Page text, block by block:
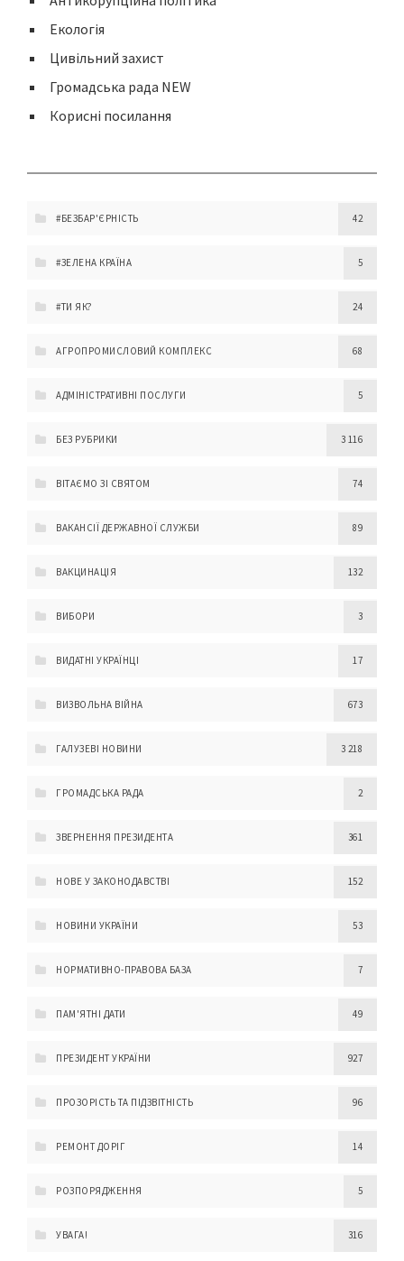
Екологія
Цивільний захист
Громадська рада NEW
Корисні посилання
#БЕЗБАР'ЄРНІСТЬ 42
#ЗЕЛЕНА КРАЇНА 5
#ТИ ЯК? 24
АГРОПРОМИСЛОВИЙ КОМПЛЕКС 68
АДМІНІСТРАТИВНІ ПОСЛУГИ 5
БЕЗ РУБРИКИ 3 116
ВІТАЄМО ЗІ СВЯТОМ 74
ВАКАНСІЇ ДЕРЖАВНОЇ СЛУЖБИ 89
ВАКЦИНАЦІЯ 132
ВИБОРИ 3
ВИДАТНІ УКРАЇНЦІ 17
ВИЗВОЛЬНА ВІЙНА 673
ГАЛУЗЕВІ НОВИНИ 3 218
ГРОМАДСЬКА РАДА 2
ЗВЕРНЕННЯ ПРЕЗИДЕНТА 361
НОВЕ У ЗАКОНОДАВСТВІ 152
НОВИНИ УКРАЇНИ 53
НОРМАТИВНО-ПРАВОВА БАЗА 7
ПАМ'ЯТНІ ДАТИ 49
ПРЕЗИДЕНТ УКРАЇНИ 927
ПРОЗОРІСТЬ ТА ПІДЗВІТНІСТЬ 96
РЕМОНТ ДОРІГ 14
РОЗПОРЯДЖЕННЯ 5
УВАГА! 316